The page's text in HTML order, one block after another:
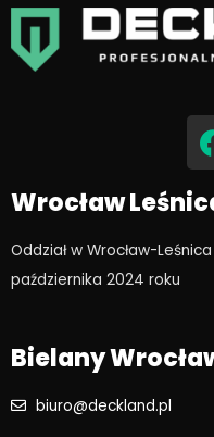
Wrocław
Oddział w Wrocław-
października 2024 roku​
Bielany
biuro@deckland.pl